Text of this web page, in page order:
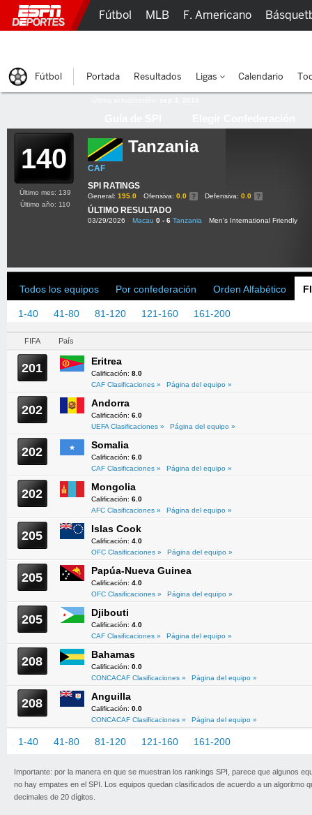
140 Tanzania
CAF
SPI RATINGS
General: 195.0 Ofensiva: 0.0 Defensiva: 0.0
ÚLTIMO RESULTADO
03/29/2026 Macau 0 - 6 Tanzania Men's International Friendly
Último mes: 139
Último año: 110
Todos los equipos Por confederación Orden Alfabético
1-40 41-80 81-120 121-160 161-200
FIFA País
201 Eritrea
Calificación: 8.0
CAF Clasificaciones »
Página del equipo »
202 Andorra
Calificación: 6.0
UEFA Clasificaciones »
Página del equipo »
202 Somalia
Calificación: 6.0
CAF Clasificaciones »
Página del equipo »
202 Mongolia
Calificación: 6.0
AFC Clasificaciones »
Página del equipo »
205 Islas Cook
Calificación: 4.0
OFC Clasificaciones »
Página del equipo »
205 Papúa-Nueva Guinea
Calificación: 4.0
OFC Clasificaciones »
Página del equipo »
205 Djibouti
Calificación: 4.0
CAF Clasificaciones »
Página del equipo »
208 Bahamas
Calificación: 0.0
CONCACAF Clasificaciones »
Página del equipo »
208 Anguilla
Calificación: 0.0
CONCACAF Clasificaciones »
Página del equipo »
1-40 41-80 81-120 121-160 161-200
Importante: por la manera en que se muestran los rankings SPI, parece que algunos
no hay empates en el SPI. Los equipos quedan clasificados de acuerdo a un algoritmo
decimales de 20 dígitos.
Fútbol MLB F. Americano
Fútbol Portada Resultados Ligas Calendario